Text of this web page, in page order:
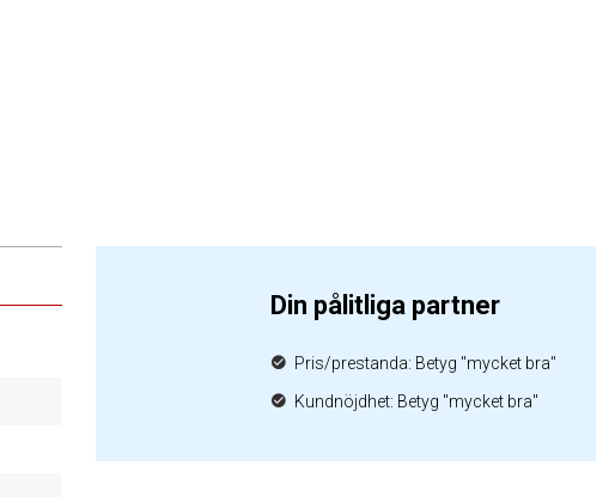
Din pålitliga partner
Pris/prestanda: Betyg "mycket bra"
Kundnöjdhet: Betyg "mycket bra"